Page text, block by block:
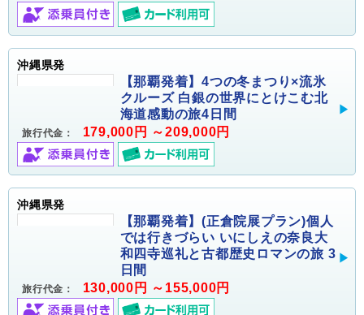
沖縄県発
【那覇発着】4つの冬まつり×流氷
クルーズ 白銀の世界にとけこむ北
海道感動の旅4日間
旅行代金： 179,000円 ～209,000円
沖縄県発
【那覇発着】(正倉院展プラン)個人
では行きづらい いにしえの奈良大
和四寺巡礼と古都歴史ロマンの旅 3
日間
旅行代金： 130,000円 ～155,000円